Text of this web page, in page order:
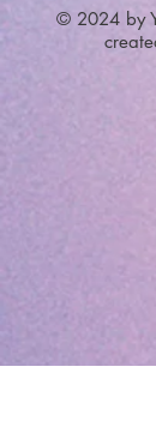
© 2024 by